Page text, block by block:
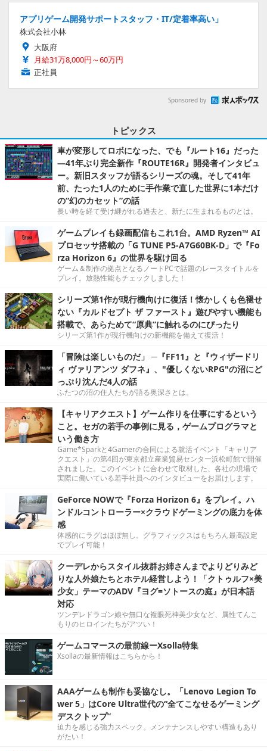
アプリゲーム開発サポートスタッフ・IT/定着率高い」
株式会社小林
大阪府
月給31万8,000円～60万円
正社員
Sponsored by
トピックス
車が変形してロボになった、でも『ルート16』だった
―41年ぶり完全新作『ROUTE16R』開発者インタビュ
ー。新旧スタッフが語るシリーズの魂。そして41年
前、たった1人のために手作業で直した世界に1本だけ
の“幻のカセット”の話
長い時を経て受け継がれる過去と、新たに生まれるものとは。
ゲームプレイも録画配信もこれ1台。AMD Ryzen™ AI
プロセッサ搭載の「G TUNE P5-A7G60BK-D」で『Fo
rza Horizon 6』の世界を駆け回る
ゲーム＆制作の拠点となるノートPCで話題のレースタイトルを
プレイ。放熱性能もチェックしました！
シリーズ第1作が現行機向けに復活！懐かしくも色褪せ
ない『カルドセプト ザ ファースト』遊びやすい機能も
搭載で、あらためて“原典”に触れるのにぴったり
シリーズ第1作が現行機向けの新機能を備えて復活！
「冒険は楽しいものだ」 ─『FF11』と『ウィザードリ
ィ ヴァリアンツ ダフネ』、"優しくないRPG"の沼にど
っぷり沈んだ4人の話
ふたつの沼の住人たちが語る奥深さとは。
【キャリアクエスト】ゲーム作りを仕事にするという
こと。セガの若手の事例に見る，ゲームプログラマと
いう働き方
Game*Sparkと4Gamerの合同による就活イベント「キャリア
クエスト」の第4回が東京都立産業貿易センター浜松町館で開催
されました。このイベントに合わせて取材した、各社の現場で
実際に働いている若手社員へのインタビューをお届けします。
GeForce NOWで『Forza Horizon 6』をプレイ。ハ
ンドルコントローラー×クラウドゲーミングの底力を体
感
体感的にラグはほぼ無し。グラフィックスはもちろん最高設定
でプレイ可能！
クーデレからスタイル抜群お姉さんまでよりどりみど
りな人外娘たちとホテル経営しよう！「クトゥルフ×美
少女」テーマのADV『ヨグ=ソトースの庭』が日本語
対応
ツンデレドラゴン娘や無口な複眼死神美少女など、属性てんこ
もりのヒロインたちがアツい！
ゲームコマースの最前線ーXsolla特集
Xsollaの最新情報はこちらから！
AAAゲームも制作も妥協なし。「Lenovo Legion To
wer 5」はCore Ultra世代の“全てこなせるゲーミング
デスクトップ”
迫力を感じる強力スペック。メンテナンスしやすい構造もあり
がたい！